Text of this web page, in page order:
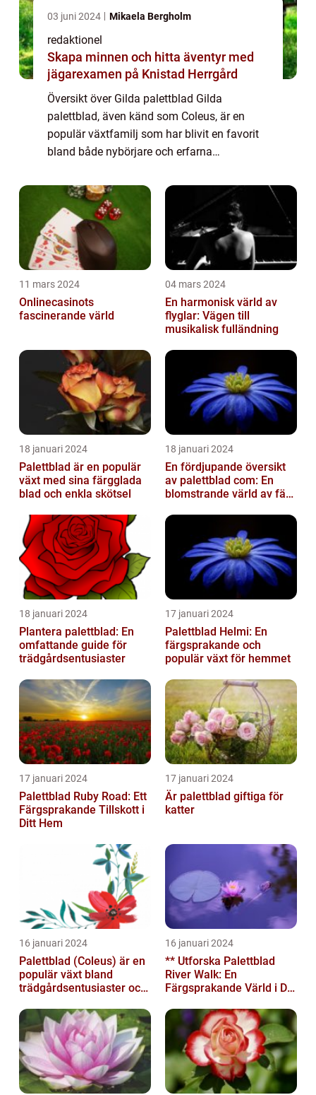
03 juni 2024 Mikaela Bergholm
redaktionel
Skapa minnen och hitta äventyr med
jägarexamen på Knistad Herrgård
Översikt över Gilda palettblad Gilda
palettblad, även känd som Coleus, är en
populär växtfamilj som har blivit en favorit
bland både nybörjare och erfarna
för sina färgglada blad och sina förmågor
att trivas bå...
11 mars 2024
Onlinecasinots
fascinerande värld
04 mars 2024
En harmonisk värld av
flyglar: Vägen till
musikalisk fulländning
18 januari 2024
Palettblad är en populär
växt med sina färgglada
blad och enkla skötsel
18 januari 2024
En fördjupande översikt
av palettblad com: En
blomstrande värld av färg
18 januari 2024
Plantera palettblad: En
omfattande guide för
trädgårdsentusiaster
17 januari 2024
Palettblad Helmi: En
färgsprakande och
populär växt för hemmet
17 januari 2024
Palettblad Ruby Road: Ett
Färgsprakande Tillskott i
Ditt Hem
17 januari 2024
Är palettblad giftiga för
katter
16 januari 2024
Palettblad (Coleus) är en
populär växt bland
trädgårdsentusiaster och
16 januari 2024
** Utforska Palettblad
River Walk: En
Färgsprakande Värld i Din